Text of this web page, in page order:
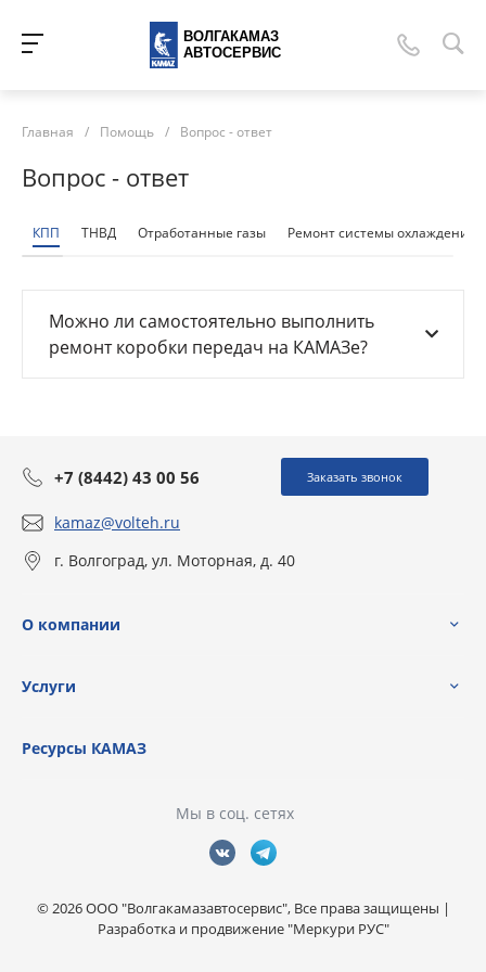
ВОЛГАКАМАЗ
АВТОСЕРВИС
Главная / Помощь / Вопрос - ответ
Вопрос - ответ
КПП ТНВД Отработанные газы Ремонт системы охлаждения
Можно ли самостоятельно выполнить
ремонт коробки передач на КАМАЗе?
+7 (8442) 43 00 56 Заказать звонок
kamaz@volteh.ru
г. Волгоград, ул. Моторная, д. 40
О компании
Услуги
Ресурсы КАМАЗ
Мы в соц. сетях
© 2026 ООО "Волгакамазавтосервис", Все права защищены |
Разработка и продвижение "Меркури РУС"